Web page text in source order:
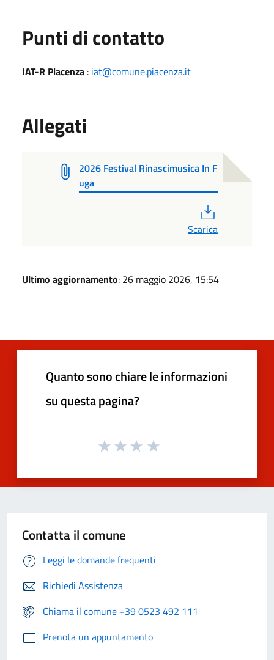
Punti di contatto
IAT-R Piacenza : iat@comune.piacenza.it
Allegati
2026 Festival Rinascimusica In F
uga
Scarica
Ultimo aggiornamento: 26 maggio 2026, 15:54
Quanto sono chiare le informazioni
su questa pagina?
Contatta il comune
Leggi le domande frequenti
Richiedi Assistenza
Chiama il comune +39 0523 492 111
Prenota un appuntamento